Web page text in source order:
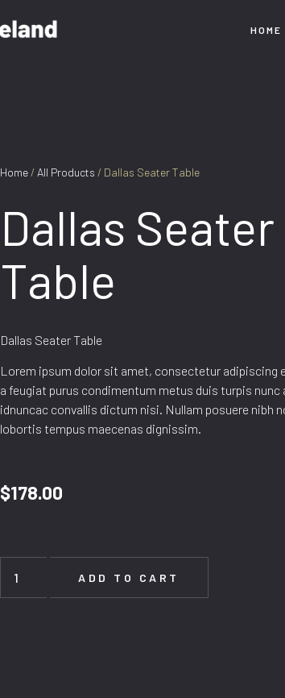
HOME
Home / All Products / Dallas Seater Table
Dallas Seater
Table
Dallas Seater Table
Lorem ipsum dolor sit amet, consectetur adipiscing
a feugiat purus condimentum metus duis turpis nunc
idnuncac convallis dictum nisi. Nullam posuere nibh
lobortis tempus maecenas dignissim.
$178.00
ADD TO CART